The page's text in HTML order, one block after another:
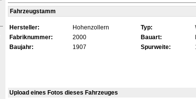
Fahrzeugstamm
Hersteller: Hohenzollern Typ:
Fabriknummer:
2000 Bauart:
Baujahr:
1907 Spurweite:
Upload eines Fotos dieses Fahrzeuges